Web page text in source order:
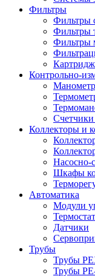
Фильтры
Фильтры
Фильтры
Фильтры
Контрольно-
Коллекторы и
Насосно-
Шкафы
Автоматика
Модули
Датчики
Трубы
Трубы
Трубы